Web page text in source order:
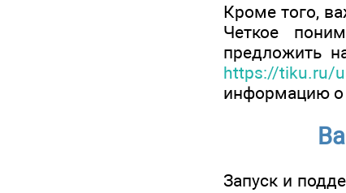
Кроме того,
Четкое
предложить
https://tiku.ru/
информацию о
Запуск и